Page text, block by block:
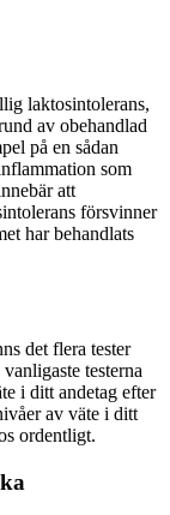
laktosintolerans,
av obehandlad
på en sådan
som
att
försvinner
har behandlats
det flera tester
testerna
i ditt andetag efter
av väte i ditt
ordentligt.